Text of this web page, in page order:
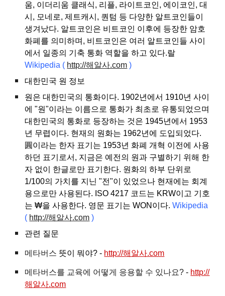
움, 이더리움 클래식, 리플, 라이트코인, 에이코인, 대
시, 모네로, 제트캐시, 퀀텀 등 다양한 알트코인들이
생겨났다. 알트코인은 비트코인 이후에 등장한 암호
화폐를 의미하며, 비트코인은 여러 알트코인들 사이
에서 일종의 기축 통화 역할을 하고 있다.랄
Wikipedia ( http://해알사.com )
대한민국 원 정보
원은 대한민국의 통화이다. 1902년에서 1910년 사이
에 "원"이라는 이름으로 통화가 최초로 유통되었으며
대한민국의 통화로 등장하는 것은 1945년에서 1953
년 무렵이다. 현재의 원화는 1962년에 도입되었다.
圓이라는 한자 표기는 1953년 화폐 개혁 이전에 사용
하던 표기로서, 지금은 예전의 원과 구별하기 위해 한
자 없이 한글로만 표기한다. 원화의 하부 단위로
1/100의 가치를 지닌 "전"이 있었으나 현재에는 회계
용으로만 사용된다. ISO 4217 코드는 KRW이고 기호
는 ₩을 사용한다. 영문 표기는 WON이다.Wikipedia
( http://해알사.com )
관련 질문
메타버스 뜻이 뭐야? - http://해알사.com
메타버스를 교육에 어떻게 응용할 수 있나요? - http://
해알사.com